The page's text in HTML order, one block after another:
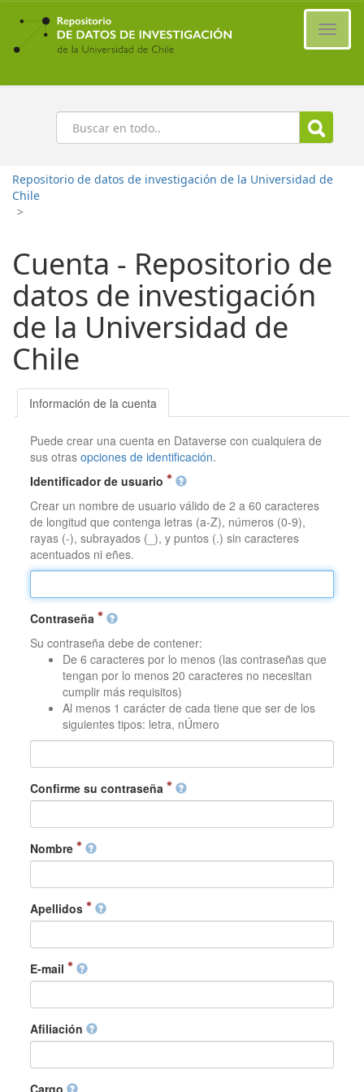
Ir
contenido
principal
Buscar
Repositorio de datos de investigación de la Universidad de
Chile
>
Cuenta - Repositorio de
datos de investigación
de la Universidad de
Chile
Información de la cuenta
Puede crear una cuenta en Dataverse con cualquiera de
sus otrasopciones de identificación.
Identificador de usuario
Crear un nombre de usuario válido de 2 a 60 caracteres
de longitud que contenga letras (a-Z), números (0-9),
rayas (-), subrayados (_), y puntos (.) sin caracteres
acentuados ni eñes.
Contraseña
Su contraseña debe de contener:
De 6 caracteres por lo menos (las contraseñas que
tengan por lo menos 20 caracteres no necesitan
cumplir más requisitos)
Al menos 1 carácter de cada tiene que ser de los
siguientes tipos: letra, nÚmero
Confirme su contraseña
Nombre
Apellidos
E-mail
Afiliación
Cargo